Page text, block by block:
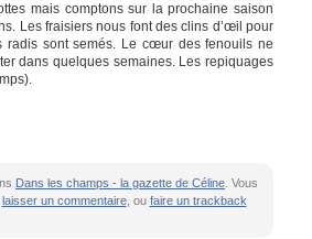
mais comptons sur la prochaine saison
Les fraisiers nous font des clins d’œil pour
radis sont semés. Le cœur des fenouils ne
dans quelques semaines. Les repiquages
Dans les champs - la gazette de Céline . Vous
laisser un commentaire, ou faire un trackback